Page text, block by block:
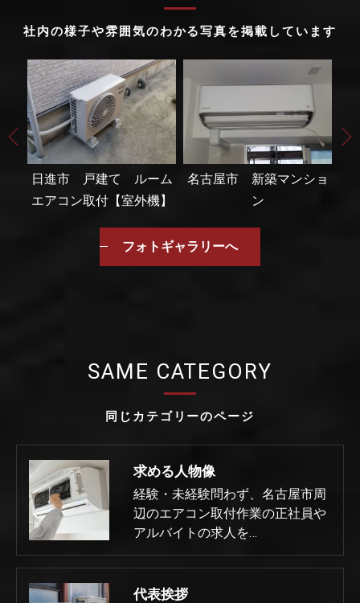
社内の様子や雰囲気のわかる写真を掲載しています
日進市 戸建て ルーム
エアコン取付【室外機】
名古屋市 新築マンショ
ン
フォトギャラリーへ
同じカテゴリーのページ
SAME CATEGORY
求める人物像
経験・未経験問わず、名古屋市周
辺のエアコン取付作業の正社員や
アルバイトの求人を…
代表挨拶